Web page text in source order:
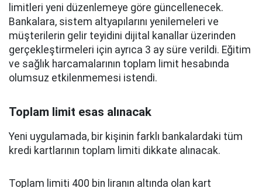
limitleri yeni düzenlemeye göre güncellenecek.
Bankalara, sistem altyapılarını yenilemeleri ve
müşterilerin gelir teyidini dijital kanallar üzerinden
gerçekleştirmeleri için ayrıca 3 ay süre verildi. Eğitim
ve sağlık harcamalarının toplam limit hesabında
olumsuz etkilenmemesi istendi.
Toplam limit esas alınacak
Yeni uygulamada, bir kişinin farklı bankalardaki tüm
kredi kartlarının toplam limiti dikkate alınacak.
Toplam limiti 400 bin liranın altında olan kart